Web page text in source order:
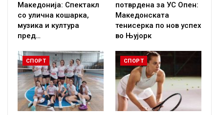
Македонија: Спектакл
со улична кошарка,
музика и култура
пред…
потврдена за УС Опен:
Македонската
тенисерка по нов успех
во Њујорк
СПОРТ СПОРТ